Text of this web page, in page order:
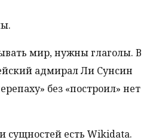
мир, нужны глаголы. В
адмирал Ли Сунсин
без «построил» нет
есть Wikidata.